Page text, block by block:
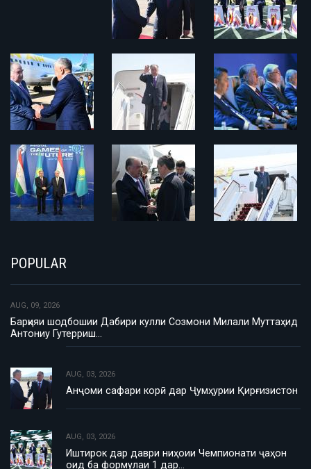
POPULAR
AUG, 09, 2026
Барқияи шодбошии Дабири кулли Созмони Милали Муттаҳид
Антониу Гутерриш…
AUG, 03, 2026
Анҷоми сафари корӣ дар Ҷумҳурии Қирғизистон
AUG, 03, 2026
Иштирок дар даври ниҳоии Чемпионати ҷаҳон
оид ба формулаи 1 дар…